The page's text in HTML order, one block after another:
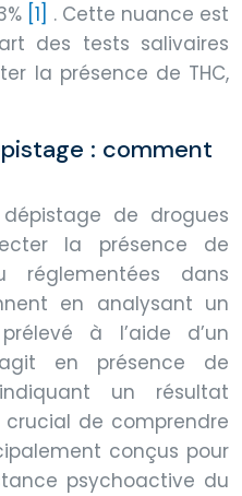
[1] . Cette nuance est
des tests salivaires
la présence de THC,
: comment
de drogues
la présence de
réglementées dans
en analysant un
à l’aide d’un
en présence de
un résultat
de comprendre
conçus pour
psychoactive du